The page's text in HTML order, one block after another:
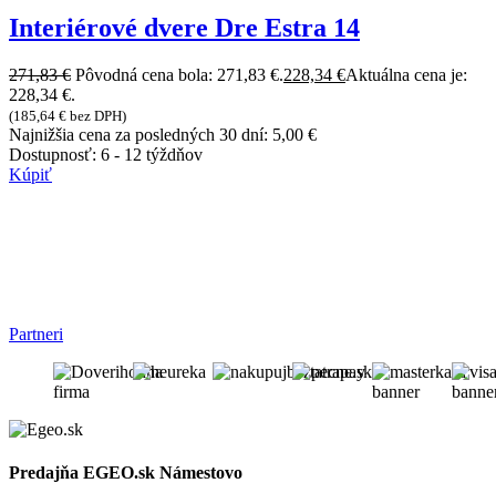
Interiérové dvere Dre Estra 14
271,83€ Pôvodná cena bola: 271,83 €.228,34 €Aktuálna cena je:
228,34 €.
(185,64 € bez DPH)
Najnižšia cena za posledných 30 dní: 5,00 €
Dostupnosť: 6 - 12 týždňov
Kúpiť
Partneri
Predajňa EGEO.sk Námestovo